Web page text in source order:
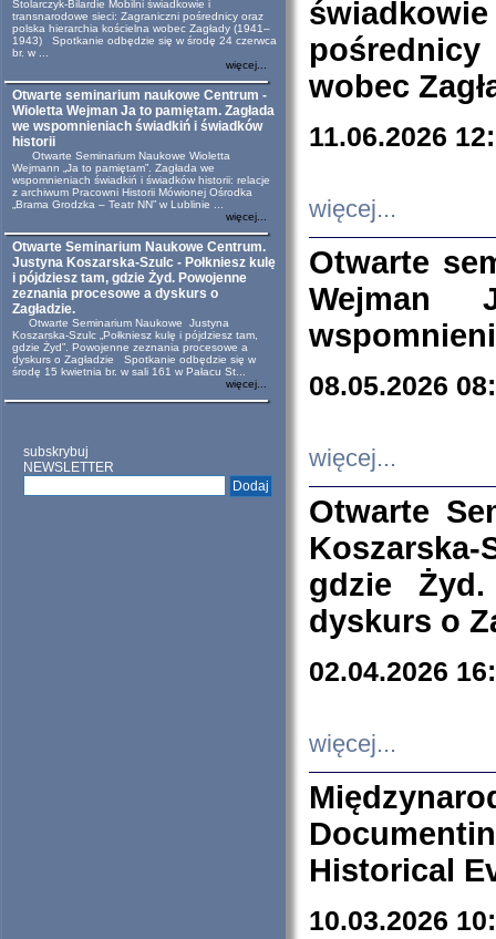
Stolarczyk-Bilardie Mobilni świadkowie i
transnarodowe sieci: Zagraniczni pośrednicy oraz
polska hierarchia kościelna wobec Zagłady (1941–
1943) Spotkanie odbędzie się w środę 24 czerwca
br. w ...
więcej...
Otwarte seminarium naukowe Centrum -
Wioletta Wejman Ja to pamiętam. Zagłada
we wspomnieniach świadkiń i świadków
historii
Otwarte Seminarium Naukowe Wioletta
Wejmann „Ja to pamiętam”. Zagłada we
wspomnieniach świadkiń i świadków historii: relacje
z archiwum Pracowni Historii Mówionej Ośrodka
„Brama Grodzka – Teatr NN” w Lublinie ...
więcej...
Otwarte Seminarium Naukowe Centrum.
Justyna Koszarska-Szulc - Połkniesz kulę
i pójdziesz tam, gdzie Żyd. Powojenne
zeznania procesowe a dyskurs o
Zagładzie.
Otwarte Seminarium Naukowe Justyna
Koszarska-Szulc „Połkniesz kulę i pójdziesz tam,
gdzie Żyd”. Powojenne zeznania procesowe a
dyskurs o Zagładzie Spotkanie odbędzie się w
środę 15 kwietnia br. w sali 161 w Pałacu St...
więcej...
subskrybuj
NEWSLETTER
wobec
11.06.2026
więcej...
Otwarte
Wejman
08.05.2026
więcej...
Otwarte
Koszarska-
gdzie
dyskurs o
02.04.2026
więcej...
Historical
10.03.2026